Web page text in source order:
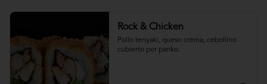
Rock & Chicken
Pollo teriyaki, queso crema, cebollino
cubierto por panko.